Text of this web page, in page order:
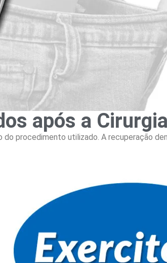
após a
do procedimento utilizado. A recuperação